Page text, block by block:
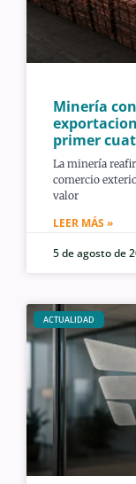
Minería
primer
La minería
comercio
valor
LEER MÁS »
5 de agosto de
ACTUALIDAD